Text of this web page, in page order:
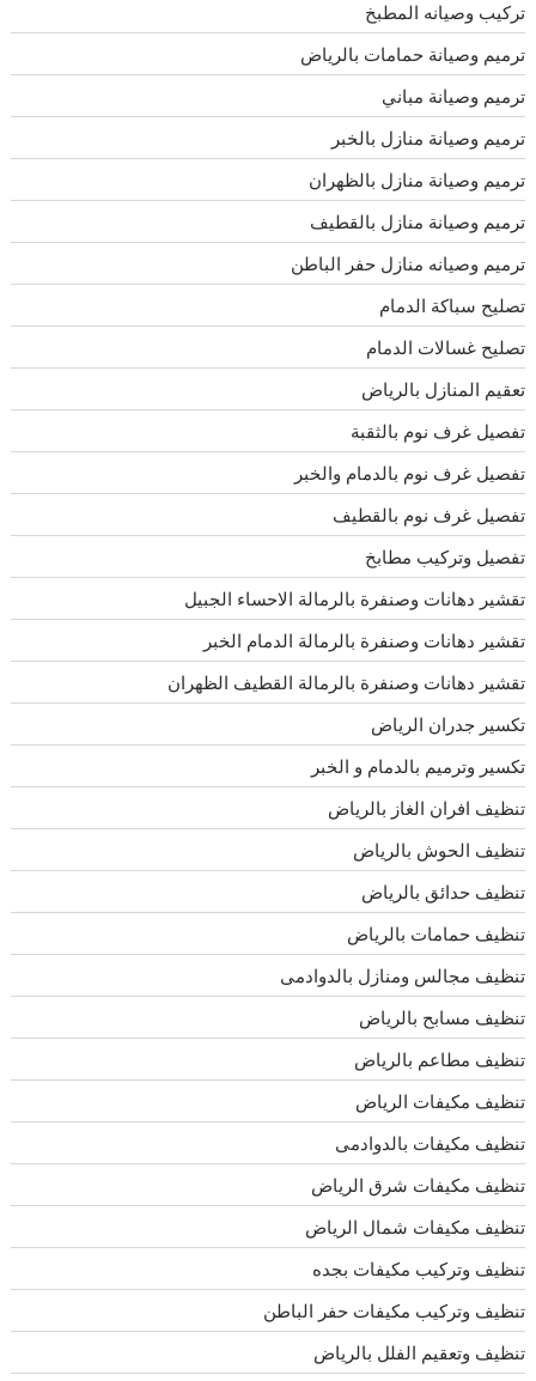
تركيب وصيانه المطبخ
ترميم وصيانة حمامات بالرياض
ترميم وصيانة مباني
ترميم وصيانة منازل بالخبر
ترميم وصيانة منازل بالظهران
ترميم وصيانة منازل بالقطيف
ترميم وصيانه منازل حفر الباطن
تصليح سباكة الدمام
تصليح غسالات الدمام
تعقيم المنازل بالرياض
تفصيل غرف نوم بالثقبة
تفصيل غرف نوم بالدمام والخبر
تفصيل غرف نوم بالقطيف
تفصيل وتركيب مطابخ
تقشير دهانات وصنفرة بالرمالة الاحساء الجبيل
تقشير دهانات وصنفرة بالرمالة الدمام الخبر
تقشير دهانات وصنفرة بالرمالة القطيف الظهران
تكسير جدران الرياض
تكسير وترميم بالدمام و الخبر
تنظيف افران الغاز بالرياض
تنظيف الحوش بالرياض
تنظيف حدائق بالرياض
تنظيف حمامات بالرياض
تنظيف مجالس ومنازل بالدوادمى
تنظيف مسابح بالرياض
تنظيف مطاعم بالرياض
تنظيف مكيفات الرياض
تنظيف مكيفات بالدوادمى
تنظيف مكيفات شرق الرياض
تنظيف مكيفات شمال الرياض
تنظيف وتركيب مكيفات بجده
تنظيف وتركيب مكيفات حفر الباطن
تنظيف وتعقيم الفلل بالرياض